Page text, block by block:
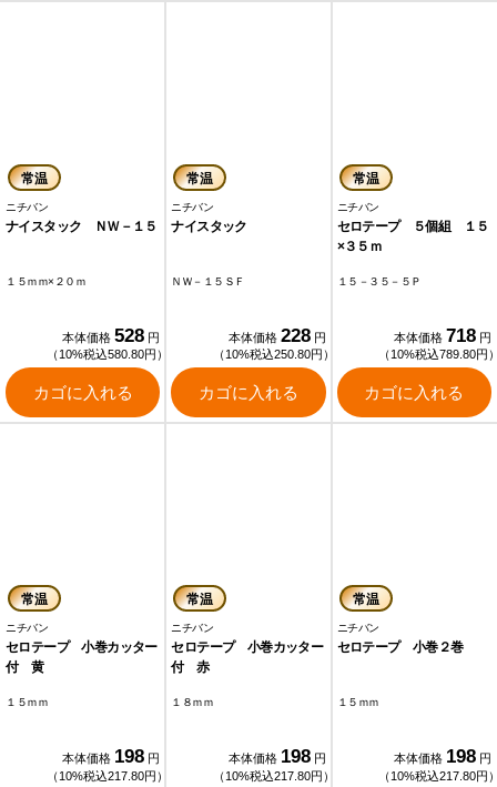
常温
ニチバン
ナイスタック ＮＷ－１５
１５ｍｍ×２０ｍ
本体価格 528 円
（10%税込580.80円）
カゴに入れる
常温
ニチバン
ナイスタック
ＮＷ－１５ＳＦ
本体価格 228 円
（10%税込250.80円）
カゴに入れる
常温
ニチバン
セロテープ ５個組 １５
×３５ｍ
１５－３５－５Ｐ
本体価格 718 円
（10%税込789.80円
カゴに入れる
常温
ニチバン
セロテープ 小巻カッター
付 黄
１５ｍｍ
本体価格 198 円
（10%税込217.80円）
常温
ニチバン
セロテープ 小巻カッター
付 赤
１８ｍｍ
本体価格 198 円
（10%税込217.80円）
常温
ニチバン
セロテープ 小巻２巻
１５ｍｍ
本体価格 198 円
（10%税込217.80円